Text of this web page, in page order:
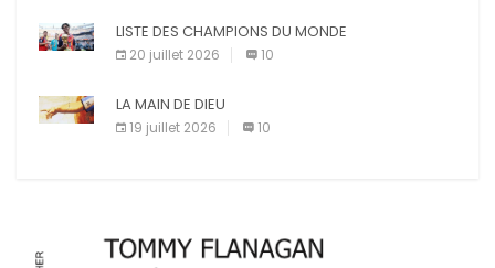
LISTE DES CHAMPIONS DU MONDE
20 juillet 2026 10
LA MAIN DE DIEU
19 juillet 2026 10